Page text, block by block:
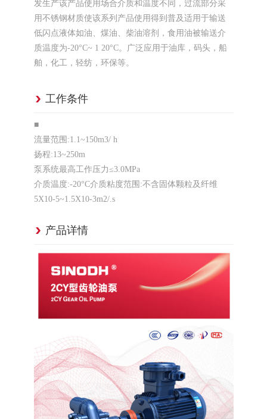
发生产该产品使用场合介质和温度不同，过流部分采
用不锈钢材质使该系列产品使用得到普及适用于输送
低闪点液体如油、煤油、柴油溶剂，食用油被输送介
质温度为-20°C~ 1 20°C。广泛应用于油库，码头，船
舶，化工，轻纺，环保等。
工作条件
■
流量范围:1.1~150m3/ h
扬程:13~250m
泵系统最高工作压力≤3.0MPa
介质温度:-20°C介质粘度范围:不含固体颗粒及纤维
5X10-5~1.5X10-3m2/.s
产品详情